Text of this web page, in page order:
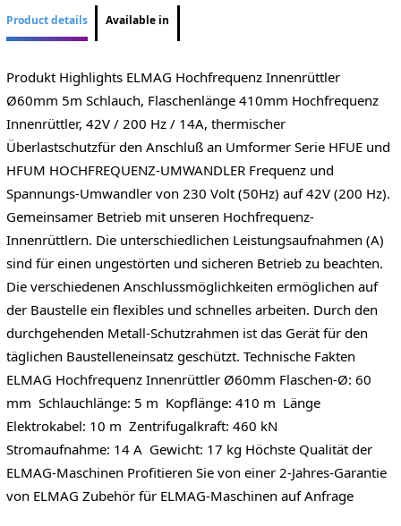
Product details Available in
Produkt Highlights ELMAG Hochfrequenz Innenrüttler
Ø60mm 5m Schlauch, Flaschenlänge 410mm Hochfrequenz
Innenrüttler, 42V / 200 Hz / 14A, thermischer
Überlastschutzfür den Anschluß an Umformer Serie HFUE und
HFUM HOCHFREQUENZ-UMWANDLER Frequenz und
Spannungs-Umwandler von 230 Volt (50Hz) auf 42V (200 Hz).
Gemeinsamer Betrieb mit unseren Hochfrequenz-
Innenrüttlern. Die unterschiedlichen Leistungsaufnahmen (A)
sind für einen ungestörten und sicheren Betrieb zu beachten.
Die verschiedenen Anschlussmöglichkeiten ermöglichen auf
der Baustelle ein flexibles und schnelles arbeiten. Durch den
durchgehenden Metall-Schutzrahmen ist das Gerät für den
täglichen Baustelleneinsatz geschützt. Technische Fakten
ELMAG Hochfrequenz Innenrüttler Ø60mm Flaschen-Ø: 60
mm Schlauchlänge: 5 m Kopflänge: 410 m Länge
Elektrokabel: 10 m Zentrifugalkraft: 460 kN
Stromaufnahme: 14 A Gewicht: 17 kg Höchste Qualität der
ELMAG-Maschinen Profitieren Sie von einer 2-Jahres-Garantie
von ELMAG Zubehör für ELMAG-Maschinen auf Anfrage